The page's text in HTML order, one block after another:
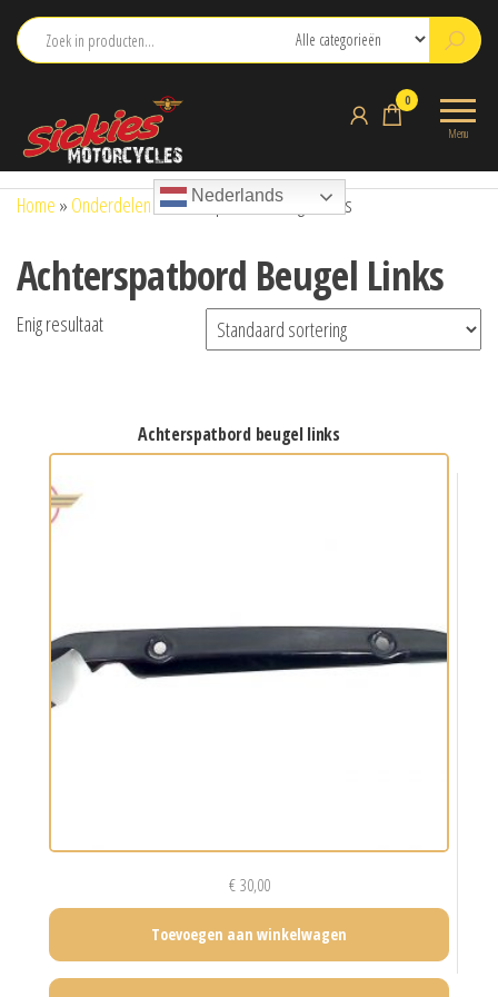
naar
Menu
0
Nederlands
Home » Onderdelen »Achterspatbord Beugel Links
Achterspatbord Beugel Links
Enig resultaat
achterspatbord beugel links
€30,00
Toevoegen aan winkelwagen